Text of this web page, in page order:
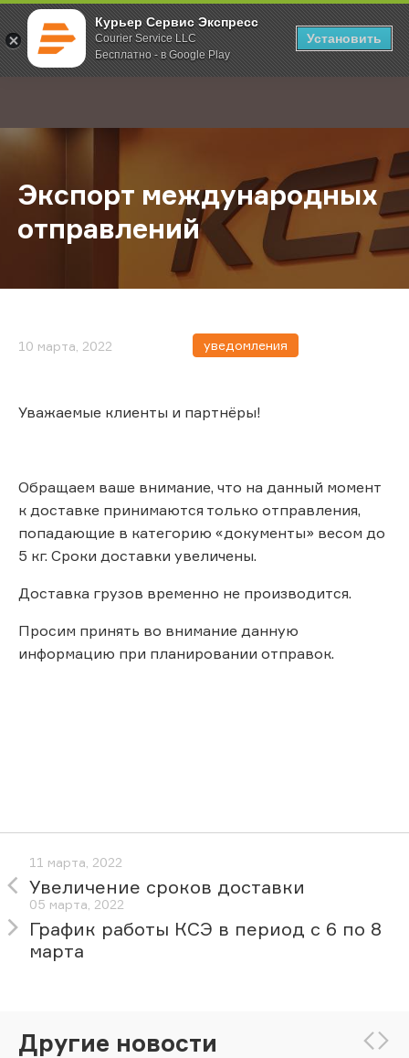
Курьер Сервис Экспресс
Courier Service LLC
Бесплатно - в Google Play
Установить
; Главная О компании Новости Экспорт международных
Экспорт международных
отправлений
10 марта, 2022 уведомления
Уважаемые клиенты и партнёры!
Обращаем ваше внимание, что на данный момент
к доставке принимаются только отправления,
попадающие в категорию «документы» весом до
5 кг. Сроки доставки увеличены.
Доставка грузов временно не производится.
Просим принять во внимание данную
информацию при планировании отправок.
11 марта, 2022
Увеличение сроков доставки
05 марта, 2022
График работы КСЭ в период с 6 по 8
марта
Другие новости